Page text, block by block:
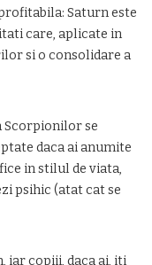
Saturn este
care, aplicate in
si o consolidare a
Scorpionilor se
daca ai anumite
in stilul de viata,
psihic (atat cat se
iar copiii, daca ai, iti